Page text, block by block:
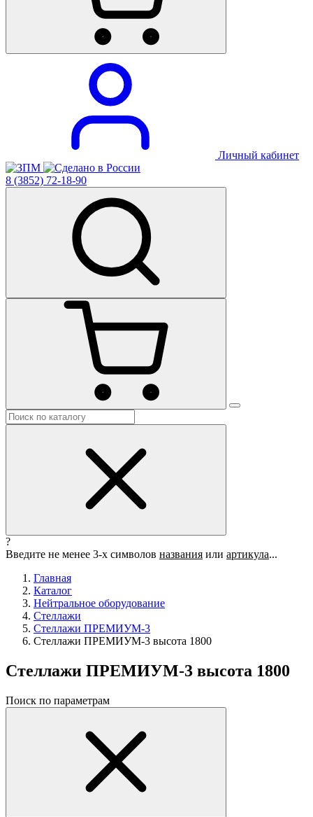
Личный кабинет
8 (3852) 72-18-90
?
Введите не менее 3-х символов названия или артикула...
Главная
Каталог
Нейтральное оборудование
Стеллажи
Стеллажи ПРЕМИУМ-3
Стеллажи ПРЕМИУМ-3 высота 1800
Стеллажи ПРЕМИУМ-3 высота 1800
Поиск по параметрам